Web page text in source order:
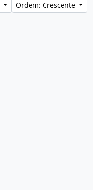
Ordem: Crescente